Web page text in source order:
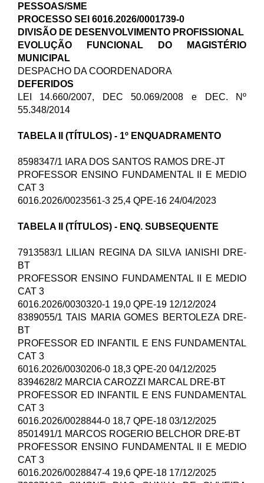
PESSOAS/SME
PROCESSO SEI 6016.2026/0001739-0
DIVISÃO DE DESENVOLVIMENTO PROFISSIONAL
EVOLUÇÃO FUNCIONAL DO MAGISTÉRIO
MUNICIPAL
DESPACHO DA COORDENADORA
DEFERIDOS
LEI 14.660/2007, DEC 50.069/2008 e DEC. Nº
55.348/2014
TABELA II (TÍTULOS) - 1º ENQUADRAMENTO
8598347/1 IARA DOS SANTOS RAMOS DRE-JT
PROFESSOR ENSINO FUNDAMENTAL II E MEDIO
CAT 3
6016.2026/0023561-3 25,4 QPE-16 24/04/2023
TABELA II (TÍTULOS) - ENQ. SUBSEQUENTE
7913583/1 LILIAN REGINA DA SILVA IANISHI DRE-
BT
PROFESSOR ENSINO FUNDAMENTAL II E MEDIO
CAT 3
6016.2026/0030320-1 19,0 QPE-19 12/12/2024
8389055/1 TAIS MARIA GOMES BERTOLEZA DRE-
BT
PROFESSOR ED INFANTIL E ENS FUNDAMENTAL
CAT 3
6016.2026/0030206-0 18,3 QPE-20 04/12/2025
8394628/2 MARCIA CAROZZI MARCAL DRE-BT
PROFESSOR ED INFANTIL E ENS FUNDAMENTAL
CAT 3
6016.2026/0028844-0 18,7 QPE-18 03/12/2025
8501491/1 MARCOS ROGERIO BELCHOR DRE-BT
PROFESSOR ENSINO FUNDAMENTAL II E MEDIO
CAT 3
6016.2026/0028847-4 19,6 QPE-18 17/12/2025